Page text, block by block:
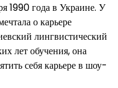
1990 года в Украине. У
о карьере
лингвистический
лет обучения, она
себя карьере в шоу-